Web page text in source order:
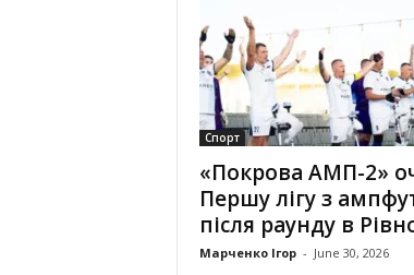
Спорт
«Покрова АМП-2»
Першу лігу з
після раунду в
Марченко Ігор - June 30, 2026